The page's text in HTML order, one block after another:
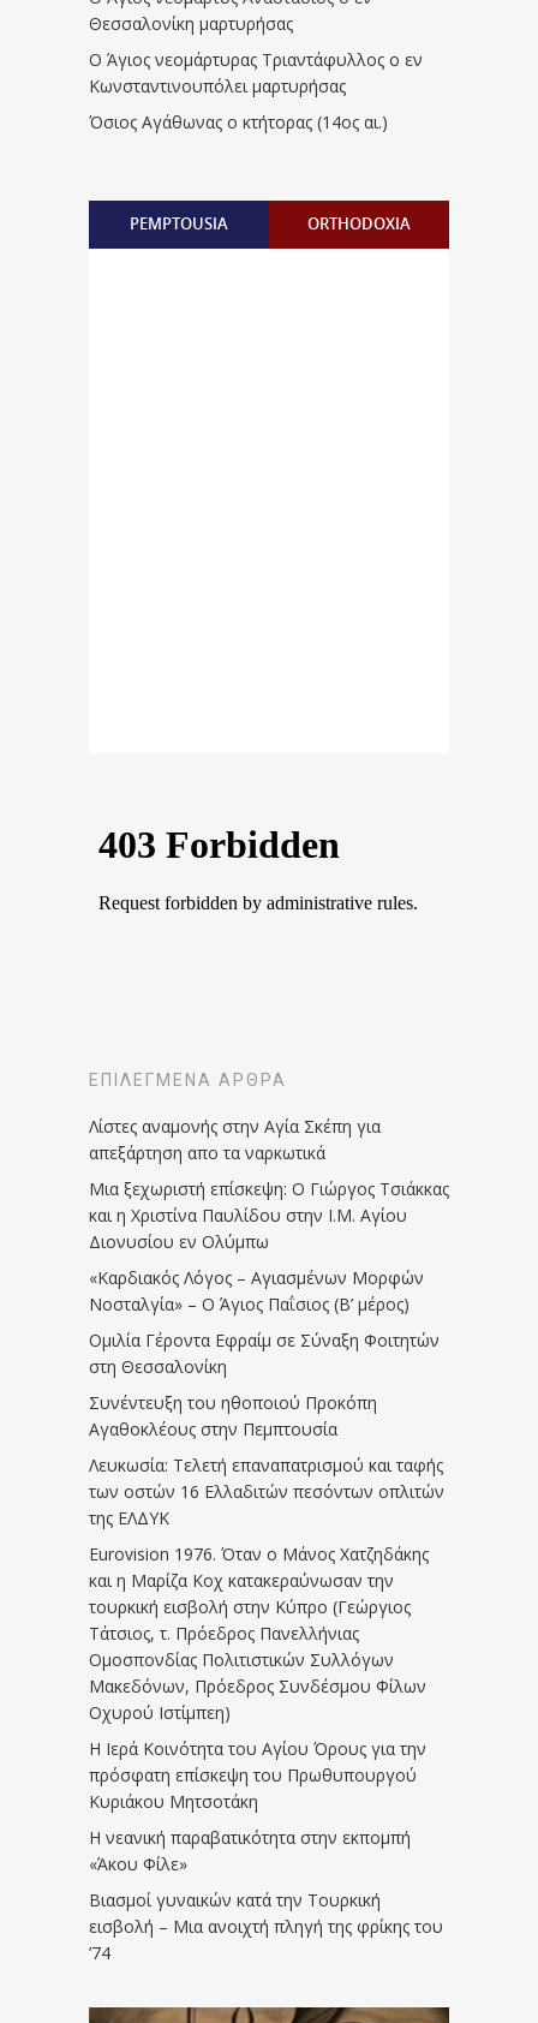
Θεσσαλονίκη μαρτυρήσας
Ο Άγιος νεομάρτυρας Τριαντάφυλλος ο εν
Κωνσταντινουπόλει μαρτυρήσας
Όσιος Αγάθωνας ο κτήτορας (14ος αι.)
PEMPTOUSIA ORTHODOXIA
ΕΠΙΛΕΓΜΈΝΑ ΆΡΘΡΑ
Λίστες αναμονής στην Αγία Σκέπη για
απεξάρτηση απο τα ναρκωτικά
Μια ξεχωριστή επίσκεψη: Ο Γιώργος Τσιάκκας
και η Χριστίνα Παυλίδου στην Ι.Μ. Αγίου
Διονυσίου εν Ολύμπω
«Καρδιακός Λόγος – Αγιασμένων Μορφών
Νοσταλγία» – Ο Άγιος Παΐσιος (Β’ μέρος)
Ομιλία Γέροντα Εφραίμ σε Σύναξη Φοιτητών
στη Θεσσαλονίκη
Συνέντευξη του ηθοποιού Προκόπη
Αγαθοκλέους στην Πεμπτουσία
Λευκωσία: Τελετή επαναπατρισμού και ταφής
των οστών 16 Ελλαδιτών πεσόντων οπλιτών
της ΕΛΔΥΚ
Eurovision 1976. Όταν ο Μάνος Χατζηδάκης
και η Μαρίζα Κοχ κατακεραύνωσαν την
τουρκική εισβολή στην Κύπρο (Γεώργιος
Τάτσιος, τ. Πρόεδρος Πανελλήνιας
Ομοσπονδίας Πολιτιστικών Συλλόγων
Μακεδόνων, Πρόεδρος Συνδέσμου Φίλων
Οχυρού Ιστίμπεη)
Η Ιερά Κοινότητα του Αγίου Όρους για την
πρόσφατη επίσκεψη του Πρωθυπουργού
Κυριάκου Μητσοτάκη
Η νεανική παραβατικότητα στην εκπομπή
«Άκου Φίλε»
Βιασμοί γυναικών κατά την Τουρκική
εισβολή – Μια ανοιχτή πληγή της φρίκης του
’74